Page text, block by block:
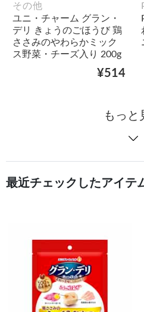
その他
ユニ・チャーム グラン・
デリ きょうのごほうび 鶏
ささみのやわらかミック
ス野菜・チーズ入り 200g
¥514
もっと
最近チェックしたアイテ